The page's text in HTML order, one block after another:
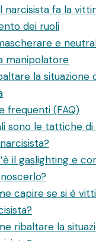
narcisista fa la
dei ruoli
e
manipolatore
la situazione
frequenti (FAQ)
sono le tattiche di
il gaslighting e
capire se si è
ribaltare la